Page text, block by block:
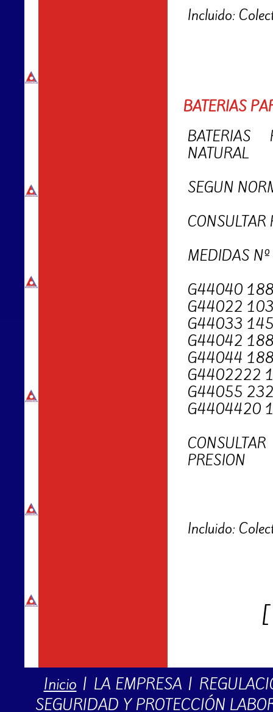
Incluido:
BATERIAS
BATERIAS
NATURAL
SEGUN
CONSULTAR
MEDIDAS
G44040
G44022
G44033
G44042
G44044
G4402222
G44055
G4404420
PRESION
Incluido:
Inicio | LA EMPRESA |
SEGURIDAD Y PROTECCIÓN